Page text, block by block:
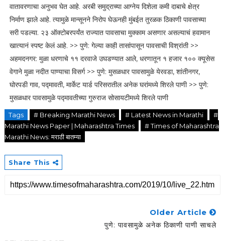
वातावरणाचा अनुभव घेत आहे. अरबी समुद्राच्या आग्नेय दिशेला कमी दाबाचे क्षेत्र
निर्माण झाले आहे. त्यामुळे मान्सूनने निरोप घेऊनही मुंबईत तुरळक ठिकाणी पावसाच्या
सरी पडल्या. २३ ऑक्टोबरपर्यंत राज्यात पावसाचा मुक्काम असणार असल्याचं हवामान
खात्यानं स्पष्ट केलं आहे. >> पुणे: गेल्या काही तासांपासून पावसाची विश्रांती >>
अहमदनगर: मुळा धरणाचे ११ दरवाजे उघडण्यात आले, धरणातून १ हजार १०० क्यूसेस
वेगाने मुळा नदीत पाण्याचा विसर्ग >> पुणे: मुसळधार पावसामुळे येरवडा, शांतीनगर,
घोरपडी गाव, पद्मावती, मार्केट यार्ड परिसरातील अनेक घरांमध्ये शिरले पाणी >> पुणे:
मुसळधार पावसामुळे पद्मावतीच्या गुरुराज सोसायटीमध्ये शिरले पाणी
Tags # Breaking Marathi News # Latest News in Marathi
#
Marathi News Paper | Maharashtra Times
# Times of Maharashtra
Marathi News: मराठी बातम्या
Share This
Older Article
पुणे: पावसामुळे अनेक ठिकाणी पाणी साचले